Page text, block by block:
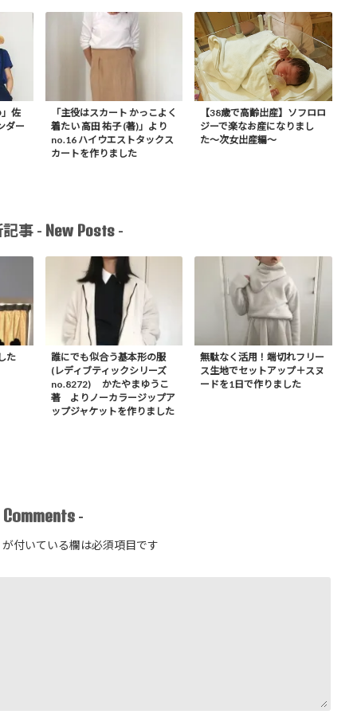
佐
ダー
「主役はスカート かっこよく
着たい 高田 祐子 (著)」より
no.16 ハイウエストタックス
カートを作りました
【38歳で高齢出産】ソフロロ
ジーで楽なお産になりまし
た〜次女出産編〜
事 - New Posts -
た
誰にでも似合う基本形の服
(レディブティックシリーズ
no.8272) かたやまゆうこ
著 よりノーカラージップア
ップジャケットを作りました
無駄なく活用！端切れフリー
ス生地でセットアップ＋スヌ
ードを1日で作りました
Comments -
が付いている欄は必須項目です